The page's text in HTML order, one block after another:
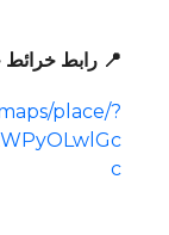
📍 رابط
place/?
c